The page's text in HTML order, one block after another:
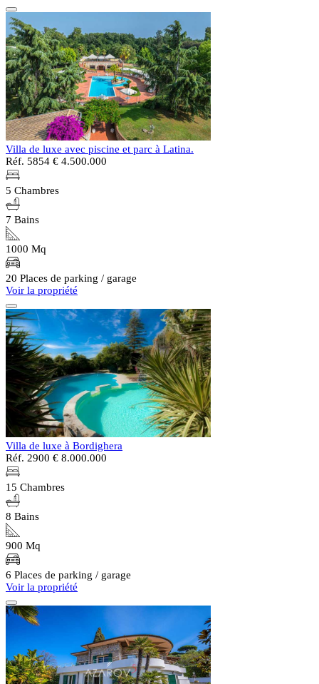
Villa de luxe avec piscine et parc à Latina.
Réf. 5854 € 4.500.000
5 Chambres
7 Bains
1000 Mq
20 Places de parking / garage
Voir la propriété
Villa de luxe à Bordighera
Réf. 2900 € 8.000.000
15 Chambres
8 Bains
900 Mq
6 Places de parking / garage
Voir la propriété